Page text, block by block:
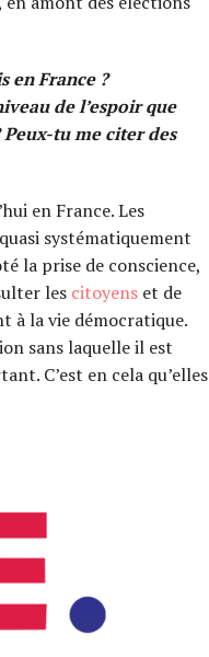
en France ?
de l’espoir que
tu me citer des
en France. Les
systématiquement
la prise de conscience,
les citoyens et de
à la vie démocratique.
sans laquelle il est
C’est en cela qu’elles